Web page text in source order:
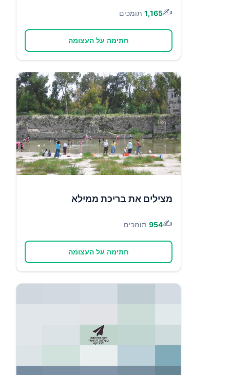
✍️
1,165 תומכים
חתימה על העצומה
מצילים את בריכת ממילא
✍️
954 תומכים
חתימה על העצומה